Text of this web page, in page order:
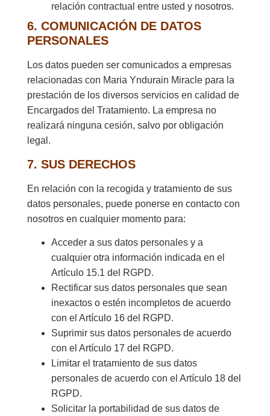
relación contractual entre usted y nosotros.
6. COMUNICACIÓN DE DATOS
PERSONALES
Los datos pueden ser comunicados a empresas
relacionadas con Maria Yndurain Miracle para la
prestación de los diversos servicios en calidad de
Encargados del Tratamiento. La empresa no
realizará ninguna cesión, salvo por obligación
legal.
7. SUS DERECHOS
En relación con la recogida y tratamiento de sus
datos personales, puede ponerse en contacto con
nosotros en cualquier momento para:
Acceder a sus datos personales y a
cualquier otra información indicada en el
Artículo 15.1 del RGPD.
Rectificar sus datos personales que sean
inexactos o estén incompletos de acuerdo
con el Artículo 16 del RGPD.
Suprimir sus datos personales de acuerdo
con el Artículo 17 del RGPD.
Limitar el tratamiento de sus datos
personales de acuerdo con el Artículo 18 del
RGPD.
Solicitar la portabilidad de sus datos de